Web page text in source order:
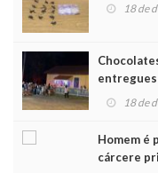
18 de
entregues
Noel 18 de
Homem é
cárcere